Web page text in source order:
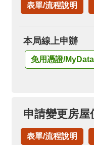
表單/流程說明
本局線上申辦
免用憑證/MyData
表單/流程說明